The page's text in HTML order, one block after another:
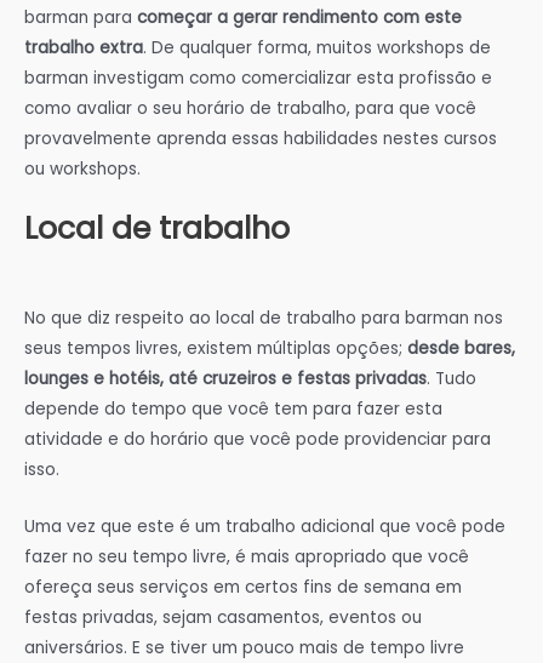
barman para começar a gerar rendimento com este
trabalho extra. De qualquer forma, muitos workshops de
barman investigam como comercializar esta profissão e
como avaliar o seu horário de trabalho, para que você
provavelmente aprenda essas habilidades nestes cursos
ou workshops.
Local de trabalho
No que diz respeito ao local de trabalho para barman nos
seus tempos livres, existem múltiplas opções; desde bares,
lounges e hotéis, até cruzeiros e festas privadas. Tudo
depende do tempo que você tem para fazer esta
atividade e do horário que você pode providenciar para
isso.
Uma vez que este é um trabalho adicional que você pode
fazer no seu tempo livre, é mais apropriado que você
ofereça seus serviços em certos fins de semana em
festas privadas, sejam casamentos, eventos ou
aniversários. E se tiver um pouco mais de tempo livre